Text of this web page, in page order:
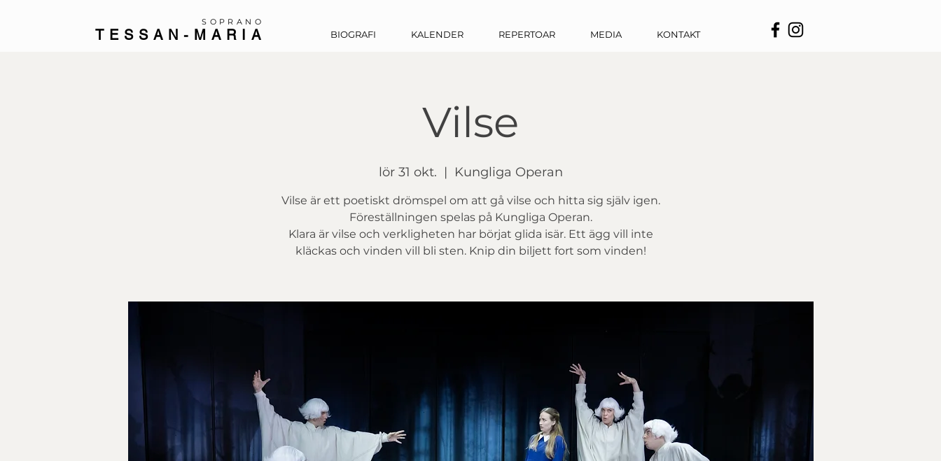
SOPRANO
TESSAN-MARIA BIOGRAFI KALENDER REPERTOAR MEDIA KONTAKT
Vilse
lör 31 okt.
  |
Kungliga Operan
Vilse är ett poetiskt drömspel om att gå vilse och hitta sig själv igen.
Föreställningen spelas på Kungliga Operan.
Klara är vilse och verkligheten har börjat glida isär. Ett ägg vill inte
kläckas och vinden vill bli sten. Knip din biljett fort som vinden!